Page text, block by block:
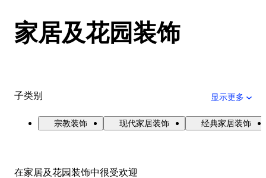
家居及花园装饰
子类别 显示更多
宗教装饰 现代家居装饰 经典家居装饰
在家居及花园装饰中很受欢迎